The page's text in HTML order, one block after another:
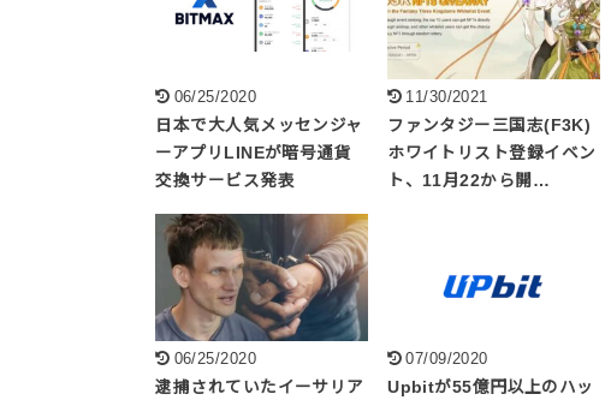
06/25/2020
日本で大人気メッセンジャ
ーアプリLINEが暗号通貨
交換サービス発表
11/30/2021
ファンタジー三国志(F3K)
ホワイトリスト登録イベン
ト、11月22から開…
06/25/2020
逮捕されていたイーサリア
07/09/2020
Upbitが55億円以上のハッ